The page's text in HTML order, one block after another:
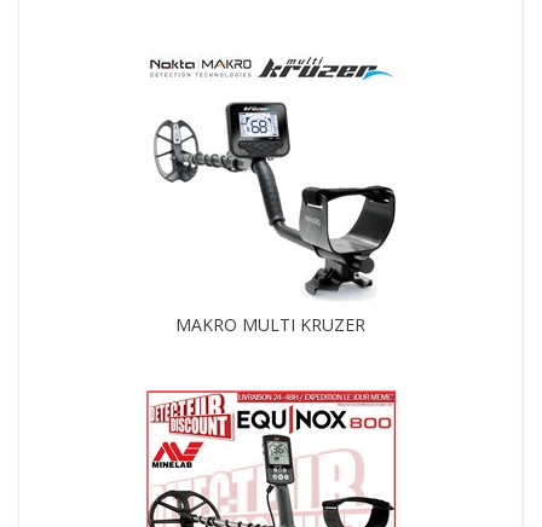
MAKRO MULTI KRUZER